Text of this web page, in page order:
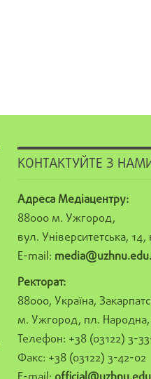
КОНТАКТУЙТЕ З
Адреса Медіацентру:
88000 м. Ужгород,
вул. Університетська, 14,
E-mail:
Ректорат:
88000, Україна,
м. Ужгород, пл. Народна,
Телефон: +38 (03122) 3-
Факс: +38 (03122) 3-42-02